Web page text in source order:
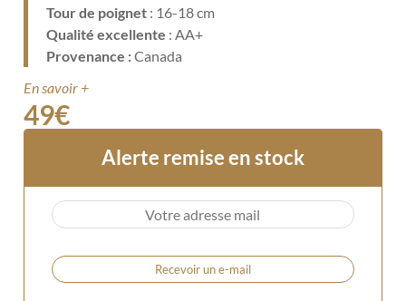
Tour de poignet : 16-18 cm
Qualité excellente : AA+
Provenance :Canada
En savoir +
49€
Alerte remise en stock
Recevoir un e-mail